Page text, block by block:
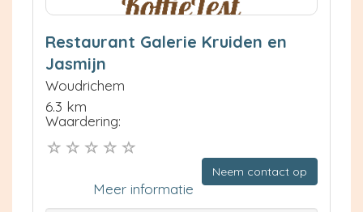
Restaurant Galerie Kruiden en
Jasmijn
Woudrichem
6.3 km
Waardering:
Neem contact op
Meer informatie